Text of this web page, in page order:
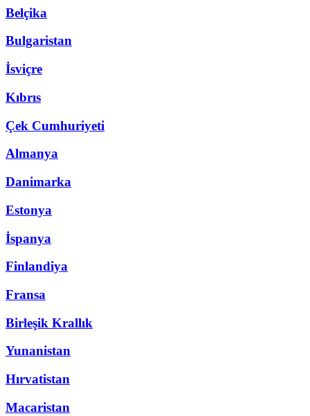
Belçika
Bulgaristan
İsviçre
Kıbrıs
Çek Cumhuriyeti
Almanya
Danimarka
Estonya
İspanya
Finlandiya
Fransa
Birleşik Krallık
Yunanistan
Hırvatistan
Macaristan